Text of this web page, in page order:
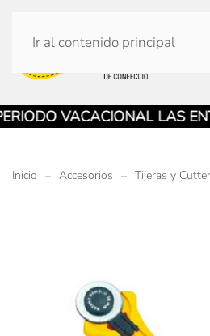
Ir al contenido principal
VACACIONAL LAS
Inicio Accesorios Tijeras y